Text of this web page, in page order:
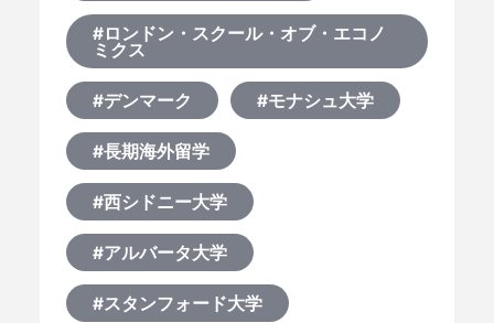
#ロンドン・スクール・オブ・エコノ
ミクス
#デンマーク #モナシュ大学
#長期海外留学
#西シドニー大学
#アルバータ大学
#スタンフォード大学